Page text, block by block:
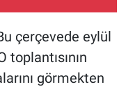
çerçevede eylül
toplantısının
görmekten